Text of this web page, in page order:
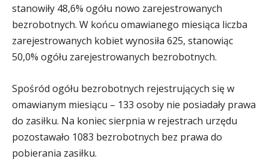
stanowiły 48,6% ogółu nowo zarejestrowanych
bezrobotnych. W końcu omawianego miesiąca liczba
zarejestrowanych kobiet wynosiła 625, stanowiąc
50,0% ogółu zarejestrowanych bezrobotnych.
Spośród ogółu bezrobotnych rejestrujących się w
omawianym miesiącu – 133 osoby nie posiadały prawa
do zasiłku. Na koniec sierpnia w rejestrach urzędu
pozostawało 1083 bezrobotnych bez prawa do
pobierania zasiłku.